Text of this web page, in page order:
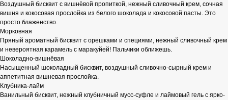
Воздушный бисквит с вишнёвой пропиткой, нежный сливочный крем, сочная
вишня и кокосовая прослойка из белого шоколада и кокосовой пасты. Это
просто блаженство.
Морковная
Пряный ароматный бисквит с орешками и специями, нежный сливочный крем
и невероятная карамель с маракуйей! Пальчики оближешь.
Шоколадно-вишнёвая
Насыщенный шоколадный бисквит, воздушный сливочно-сырный крем и
аппетитная вишневая прослойка.
Клубника-лайм
Ванильный бисквит, нежный клубничный мусс-суфле и лаймовый гель с ярко-